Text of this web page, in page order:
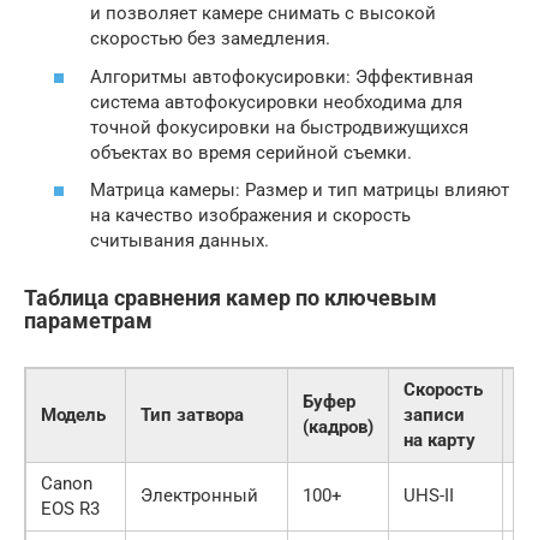
и позволяет камере снимать с высокой
скоростью без замедления.
Алгоритмы автофокусировки: Эффективная
система автофокусировки необходима для
точной фокусировки на быстродвижущихся
объектах во время серийной съемки.
Матрица камеры: Размер и тип матрицы влияют
на качество изображения и скорость
считывания данных.
Таблица сравнения камер по ключевым
параметрам
Модель Тип затвора
Буфер
(кадров)
Скорость
записи
на карту
Canon
EOS R3
Электронный 100+ UHS-II